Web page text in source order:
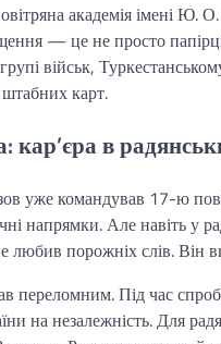
академія імені Ю.
— це не просто
військ,
штабних карт.
кар’єра в
уже командував 17-ю
напрямки. Але навіть у
любив порожніх слів. Він
переломним. Під час
на незалежність. Для